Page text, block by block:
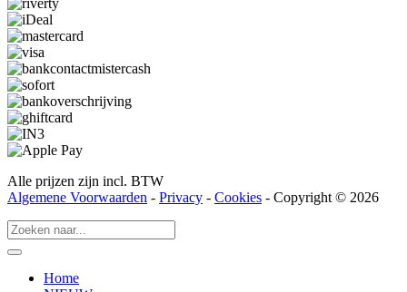
Alle prijzen zijn incl. BTW
Algemene Voorwaarden - Privacy - Cookies - Copyright © 2026
Home